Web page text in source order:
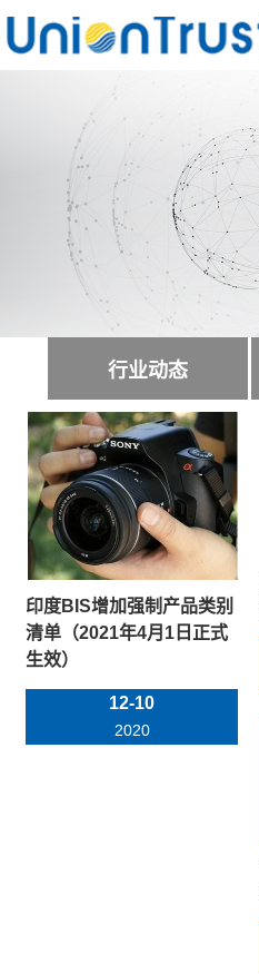
行业动态
印度BIS增加强制产品类别
清单（2021年4月1日正式
生效）
12-10
2020